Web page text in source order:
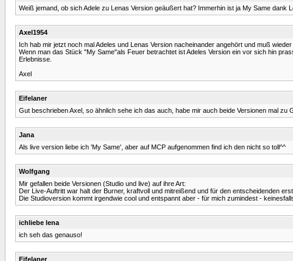
Weiß jemand, ob sich Adele zu Lenas Version geäußert hat? Immerhin ist ja My Same dank
Axel1954
Ich hab mir jetzt noch mal Adeles und Lenas Version nacheinander angehört und muß
Wenn man das Stück "My Same"als Feuer betrachtet ist Adeles Version ein vor sich hin
Erlebnisse.
Axel
Eifelaner
Gut beschrieben Axel, so ähnlich sehe ich das auch, habe mir auch beide Versionen mal zu
Jana
Als live version liebe ich 'My Same', aber auf MCP aufgenommen find ich den nicht so toll^^
Wolfgang
Mir gefallen beide Versionen (Studio und live) auf ihre Art:
Der Live-Auftritt war halt der Burner, kraftvoll und mitreißend und für den entscheidenden
Die Studioversion kommt irgendwie cool und entspannt aber - für mich zumindest -
ichliebe lena
ich seh das genauso!
Eifelaner